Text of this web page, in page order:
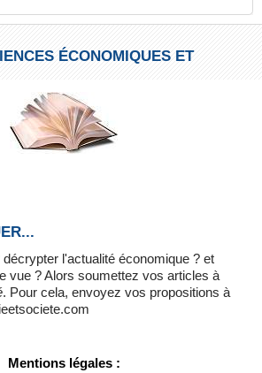
ÉCONOMIQUES ET
l'actualité économique ? et
vue ? Alors soumettez vos articles à
. Pour cela, envoyez vos propositions à
Mentions légales :